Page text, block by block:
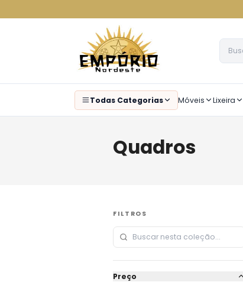
Todas Categorias Móveis Lixeira
Quadros
FILTROS
Preço